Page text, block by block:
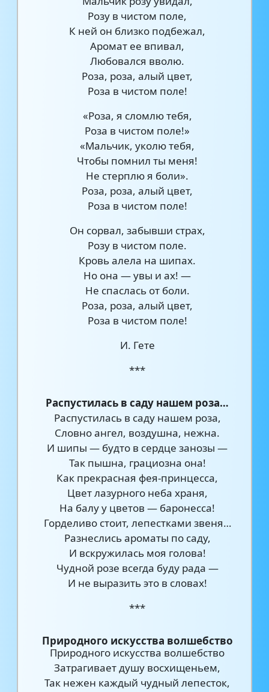
Розу в чистом поле,
К ней он близко подбежал,
Аромат ее впивал,
Любовался вволю.
Роза, роза, алый цвет,
Роза в чистом поле!
«Роза, я сломлю тебя,
Роза в чистом поле!»
«Мальчик, уколю тебя,
Чтобы помнил ты меня!
Не стерплю я боли».
Роза, роза, алый цвет,
Роза в чистом поле!
Он сорвал, забывши страх,
Розу в чистом поле.
Кровь алела на шипах.
Но она — увы и ах! —
Не спаслась от боли.
Роза, роза, алый цвет,
Роза в чистом поле!
И. Гете
***
Распустилась в саду нашем роза…
Распустилась в саду нашем роза,
Словно ангел, воздушна, нежна.
И шипы — будто в сердце занозы —
Так пышна, грациозна она!
Как прекрасная фея-принцесса,
Цвет лазурного неба храня,
На балу у цветов — баронесса!
Горделиво стоит, лепестками звеня…
Разнеслись ароматы по саду,
И вскружилась моя голова!
Чудной розе всегда буду рада —
И не выразить это в словах!
***
Природного искусства волшебство
Природного искусства волшебство
Затрагивает душу восхищеньем,
Так нежен каждый чудный лепесток,